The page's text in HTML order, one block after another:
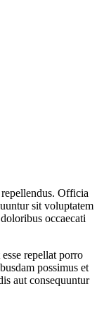
Officia
sit voluptatem
occaecati
repellat porro
possimus et
aut consequuntur